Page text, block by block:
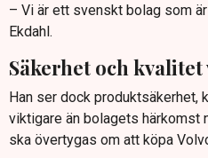
– Vi är ett svenskt bolag som
Ekdahl.
Säkerhet och
Han ser dock produktsäkerhet,
viktigare än bolagets härkomst
ska övertygas om att köpa